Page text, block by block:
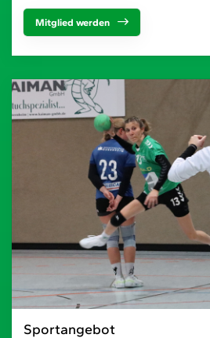
Mitglied werden
Sportangebot